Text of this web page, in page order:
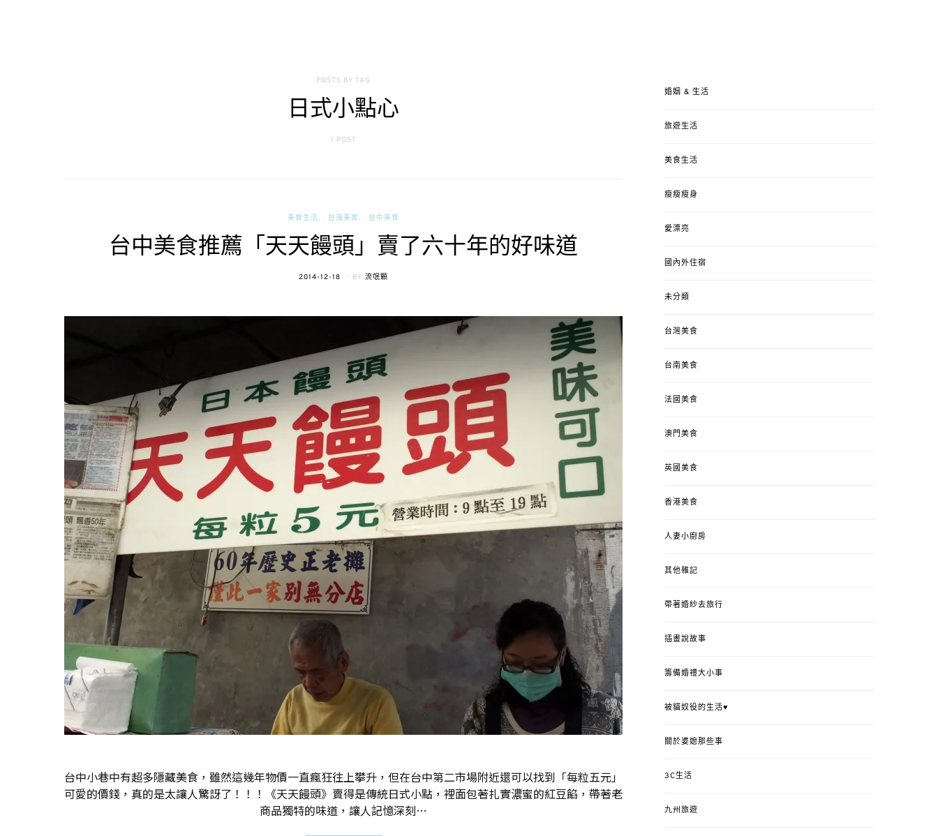
POSTS BY TAG
日式小點心
1 POST
美食生活 台灣美食 台中美食
台中美食推薦「天天饅頭」賣了六十年的好味道
POSTED
2014-12-18 BY 流氓顆
台中小巷中有超多隱藏美食，雖然這幾年物價一直瘋狂往上攀升，但在台中第二市場附近還可以找到「每粒五元」
可愛的價錢，真的是太讓人驚訝了！！！《天天饅頭》賣得是傳統日式小點，裡面包著扎實濃蜜的紅豆餡，帶著老
商品獨特的味道，讓人記憶深刻…
婚姻 & 生活
旅遊生活
美食生活
瘦瘦瘦身
愛漂亮
國內外住宿
未分類
台灣美食
台南美食
法國美食
澳門美食
英國美食
香港美食
人妻小廚房
其他雜記
帶著婚紗去旅行
插畫說故事
籌備婚禮大小事
被貓奴役的生活♥
關於婆媳那些事
3C生活
九州旅遊